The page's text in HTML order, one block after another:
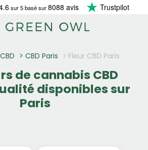
sur 5 basé sur8088 avis Trustpilot
CBD Paris Fleur CBD Paris
de cannabis CBD
disponibles sur
Paris